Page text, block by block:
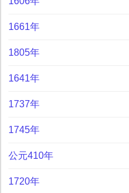
1661年
1805年
1641年
1737年
1745年
公元410年
1720年